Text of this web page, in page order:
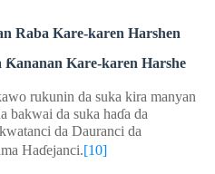
Raba Kare-karen Harshen
Ƙananan Kare-karen Harshe
rukunin da suka kira manyan
bakwai da suka haɗa da
da Dauranci da
Haɗejanci.[10]